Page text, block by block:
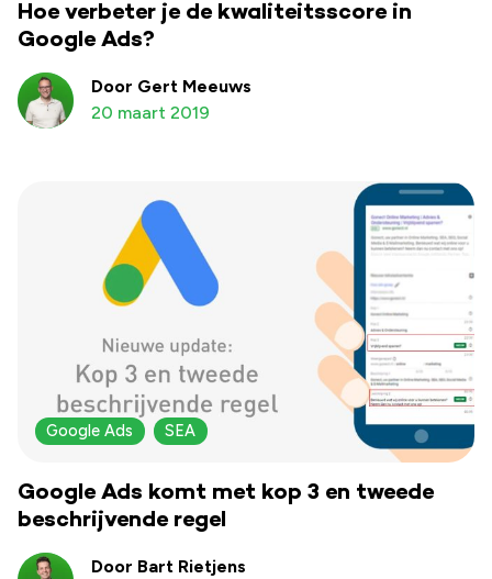
Hoe verbeter je de kwaliteitsscore in
Google Ads?
Door Gert Meeuws
20 maart 2019
Google Ads SEA
Google Ads komt met kop 3 en tweede
beschrijvende regel
Door Bart Rietjens